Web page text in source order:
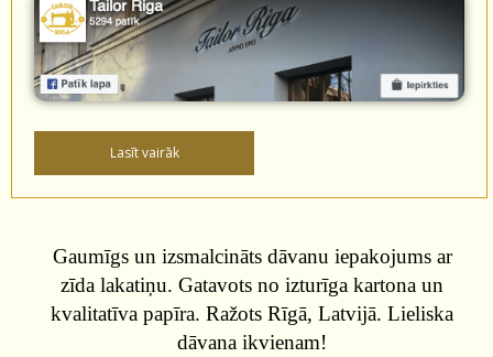
Gaumīgs un izsmalcināts dāvanu iepakojums ar
zīda lakatiņu. Gatavots no izturīga kartona un
kvalitatīva papīra. Ražots Rīgā, Latvijā. Lieliska
dāvana ikvienam!